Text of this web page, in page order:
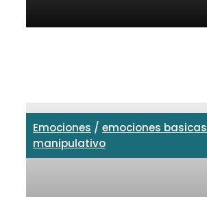
Emociones / emociones basicas
manipulativo